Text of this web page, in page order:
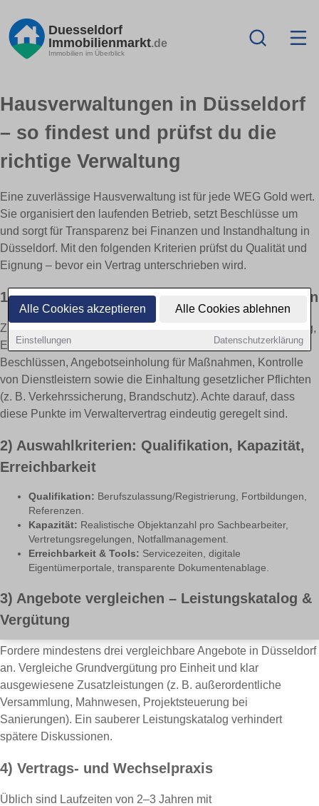
Alle Cookies akzeptieren Alle Cookies ablehnen
Einstellungen Datenschutzerklärung
Duesseldorf
Immobilienmarkt.de
Immobilien im Überblick
Hausverwaltungen in Düsseldorf
– so findest und prüfst du die
richtige Verwaltung
Eine zuverlässige Hausverwaltung ist für jede WEG Gold wert.
Sie organisiert den laufenden Betrieb, setzt Beschlüsse um
und sorgt für Transparenz bei Finanzen und Instandhaltung in
Düsseldorf. Mit den folgenden Kriterien prüfst du Qualität und
Eignung – bevor ein Vertrag unterschrieben wird.
1) Aufgaben & Verantwortungen klar definieren
Zur Grundaufgabe zählen: Wirtschaftsplan, Jahresabrechnung,
Einberufung der Eigentümerversammlung, Durchsetzung von
Beschlüssen, Angebotseinholung für Maßnahmen, Kontrolle
von Dienstleistern sowie die Einhaltung gesetzlicher Pflichten
(z. B. Verkehrssicherung, Brandschutz). Achte darauf, dass
diese Punkte im Verwaltervertrag eindeutig geregelt sind.
2) Auswahlkriterien: Qualifikation, Kapazität,
Erreichbarkeit
Qualifikation: Berufszulassung/Registrierung, Fortbildungen,
Referenzen.
Kapazität: Realistische Objektanzahl pro Sachbearbeiter,
Vertretungsregelungen, Notfallmanagement.
Erreichbarkeit & Tools: Servicezeiten, digitale
Eigentümerportale, transparente Dokumentenablage.
3) Angebote vergleichen – Leistungskatalog &
Vergütung
Fordere mindestens drei vergleichbare Angebote in Düsseldorf
an. Vergleiche Grundvergütung pro Einheit und klar
ausgewiesene Zusatzleistungen (z. B. außerordentliche
Versammlung, Mahnwesen, Projektsteuerung bei
Sanierungen). Ein sauberer Leistungskatalog verhindert
spätere Diskussionen.
4) Vertrags- und Wechselpraxis
Üblich sind Laufzeiten von 2–3 Jahren mit